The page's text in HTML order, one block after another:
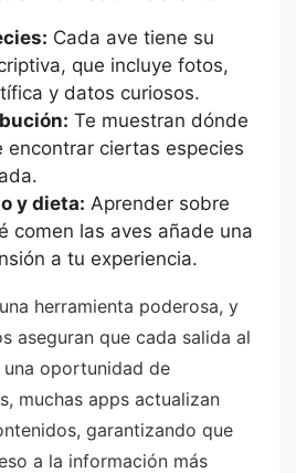
Cada ave tiene su
que incluye fotos,
y datos curiosos.
Te muestran dónde
encontrar ciertas especies
y dieta: Aprender sobre
comen las aves añade una
a tu experiencia.
herramienta poderosa, y
aseguran que cada salida al
oportunidad de
muchas apps actualizan
garantizando que
a la información más